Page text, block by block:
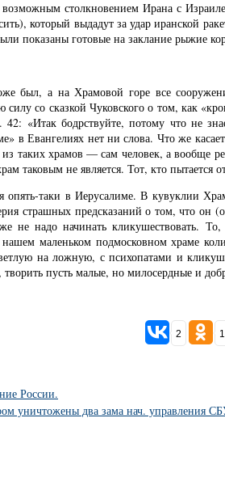
столкновением Ирана с
который выдадут за удар иранской
показаны готовые на заклание рыжие
был, а на Храмовой горе все
со сказкой Чуковского о том, как
«Итак бодрствуйте, потому что не
в Евангелиях нет ни слова. Что же
таких храмов — сам человек, а вообще
таковым не является. Тот, кто
опять-таки в Иерусалиме. В кувуклии
страшных предсказаний о том, что
не надо начинать кликушествовать.
маленьком подмосковном храме
на ложную, с психопатами и
пусть малые, но милосердные и
2 1
России.
уничтожены два зама нач. управления